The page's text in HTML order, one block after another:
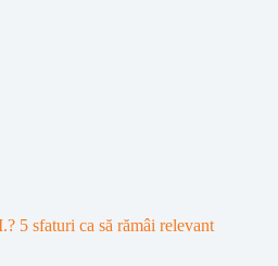
5 sfaturi ca să rămâi relevant